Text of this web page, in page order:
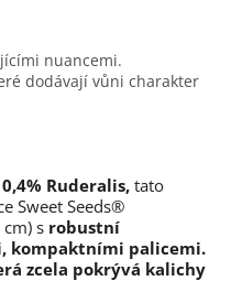
nuancemi.
dodávají vůni charakter
Ruderalis, tato
Sweet Seeds®
s robustní
kompaktními palicemi.
zcela pokrývá kalichy